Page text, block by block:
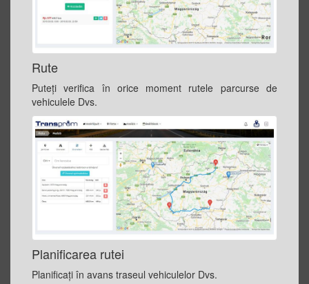
Rute
Puteţi verifica în orice moment rutele parcurse de
vehiculele Dvs.
Planificarea rutei
Planificaţi în avans traseul vehiculelor Dvs.